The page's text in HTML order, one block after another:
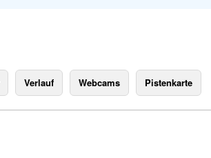
Verlauf Webcams Pistenkarte